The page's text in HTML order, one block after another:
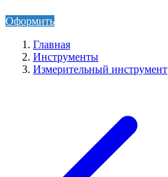
Оформить
Главная
Инструменты
Измерительный инструмент